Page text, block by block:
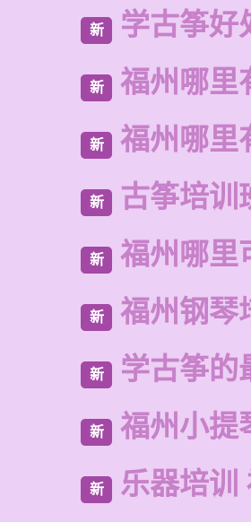
新 学古筝好
新 福州哪里
新 福州哪里
新 古筝培训
新 福州哪里
新 福州钢琴
新 学古筝的
新 福州小提
新 乐器培训